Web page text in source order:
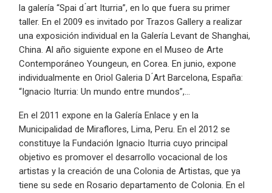
la galería “Spai d ́art Iturria”, en lo que fuera su primer
taller. En el 2009 es invitado por Trazos Gallery a realizar
una exposición individual en la Galería Levant de Shanghai,
China. Al año siguiente expone en el Museo de Arte
Contemporáneo Youngeun, en Corea. En junio, expone
individualmente en Oriol Galeria D ́Art Barcelona, España:
“Ignacio Iturria: Un mundo entre mundos”,…
En el 2011 expone en la Galería Enlace y en la
Municipalidad de Miraflores, Lima, Peru. En el 2012 se
constituye la Fundación Ignacio Iturria cuyo principal
objetivo es promover el desarrollo vocacional de los
artistas y la creación de una Colonia de Artistas, que ya
tiene su sede en Rosario departamento de Colonia. En el